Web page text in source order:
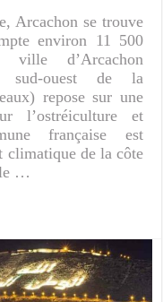
Arcachon se trouve
environ 11 500
ville d’Arcachon
ouest de la
repose sur une
l’ostréiculture et
française est
climatique de la côte
…